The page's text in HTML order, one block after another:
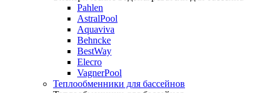
Pahlen
AstralPool
Aquaviva
Behncke
BestWay
Elecro
VagnerPool
Теплообменники для бассейнов